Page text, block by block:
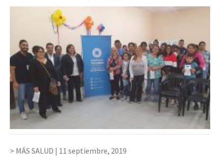
MÁS SALUD | 11 septiembre, 2019